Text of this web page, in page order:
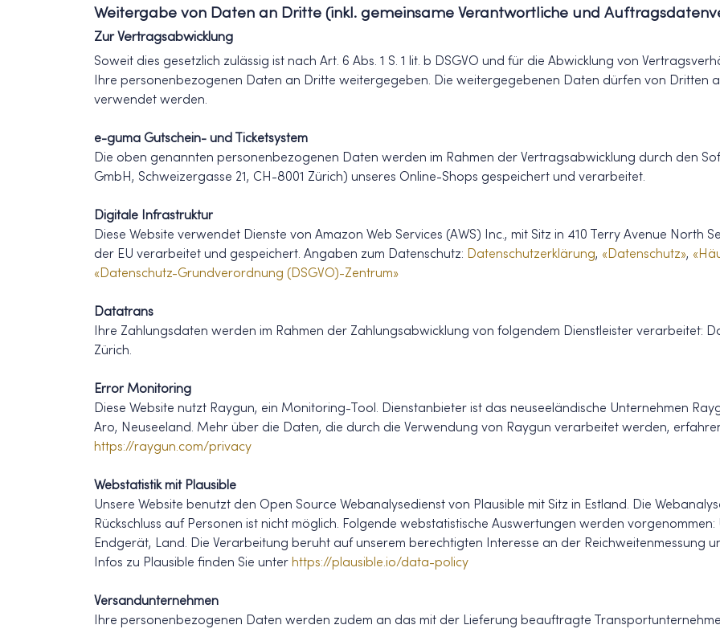
Weitergabe von Daten an Dritte (inkl. gemeinsame Verantwortliche und
Zur Vertragsabwicklung
Soweit dies gesetzlich zulässig ist nach Art. 6 Abs. 1 S. 1 lit. b DSGVO und für die Abwicklung von
Ihre personenbezogenen Daten an Dritte weitergegeben. Die weitergegebenen Daten dürfen von Dritten
verwendet werden.
e-guma Gutschein- und Ticketsystem
Die oben genannten personenbezogenen Daten werden im Rahmen der Vertragsabwicklung durch den
GmbH, Schweizergasse 21, CH-8001 Zürich) unseres Online-Shops gespeichert und verarbeitet.
Digitale Infrastruktur
Diese Website verwendet Dienste von Amazon Web Services (AWS) Inc., mit Sitz in 410 Terry Avenue North
der EU verarbeitet und gespeichert. Angaben zum Datenschutz: Datenschutzerklärung, «Datenschutz»,
«Datenschutz-Grundverordnung (DSGVO)-Zentrum»
Datatrans
Ihre Zahlungsdaten werden im Rahmen der Zahlungsabwicklung von folgendem Dienstleister verarbeitet:
Zürich.
Error Monitoring
Diese Website nutzt Raygun, ein Monitoring-Tool. Dienstanbieter ist das neuseeländische Unternehmen
Aro, Neuseeland. Mehr über die Daten, die durch die Verwendung von Raygun verarbeitet werden,
https://raygun.com/privacy
Webstatistik mit Plausible
Unsere Website benutzt den Open Source Webanalysedienst von Plausible mit Sitz in Estland. Die
Rückschluss auf Personen ist nicht möglich. Folgende webstatistische Auswertungen werden vorgenommen:
Endgerät, Land. Die Verarbeitung beruht auf unserem berechtigten Interesse an der Reichweitenmessung
Infos zu Plausible finden Sie unter https://plausible.io/data-policy
Versandunternehmen
Ihre personenbezogenen Daten werden zudem an das mit der Lieferung beauftragte